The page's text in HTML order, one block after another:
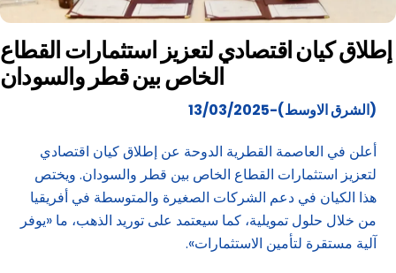
إطلاق كيان اقتصادي لتعزيز استثمارات القطاع
الخاص بين قطر والسودان
(الشرق الاوسط)-13/03/2025
أعلن في العاصمة القطرية الدوحة عن إطلاق كيان اقتصادي
لتعزيز استثمارات القطاع الخاص بين قطر والسودان. ويختص
هذا الكيان في دعم الشركات الصغيرة والمتوسطة في أفريقيا
من خلال حلول تمويلية، كما سيعتمد على توريد الذهب، ما «يوفر
آلية مستقرة لتأمين الاستثمارات».